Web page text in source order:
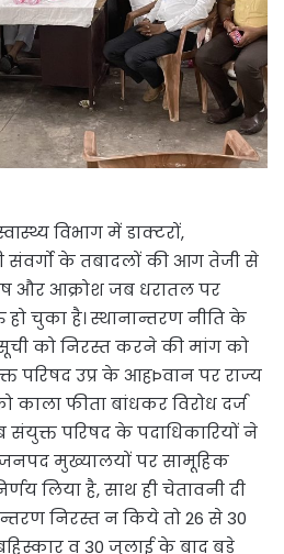
विभाग में डाक्टरों,
के तबादलों की आग तेजी से
और आक्रोश जब धरातल पर
चुका है। स्थानान्तरण नीति के
सूची को निरस्त करने की मांग को
परिषद उप्र के आहÞवान पर राज्य
काला फीता बांधकर विरोध दर्ज
परिषद के पदाधिकारियों ने
मुख्यालयों पर सामूहिक
लिया है, साथ ही चेतावनी दी
निरस्त न किये तो 26 से 30
व 30 जुलाई के बाद बड़े